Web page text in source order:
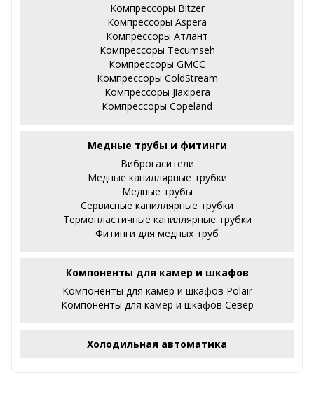
Компрессоры Bitzer
Компрессоры Aspera
Компрессоры Атлант
Компрессоры Tecumseh
Компрессоры GMCC
Компрессоры ColdStream
Компрессоры Jiaxipera
Компрессоры Copeland
Медные трубы и фитинги
Виброгасители
Медные капиллярные трубки
Медные трубы
Сервисные капиллярные трубки
Термопластичные капиллярные трубки
Фитинги для медных труб
Компоненты для камер и шкафов
Компоненты для камер и шкафов Polair
Компоненты для камер и шкафов Север
Холодильная автоматика